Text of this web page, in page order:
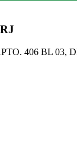
406 BL 03,